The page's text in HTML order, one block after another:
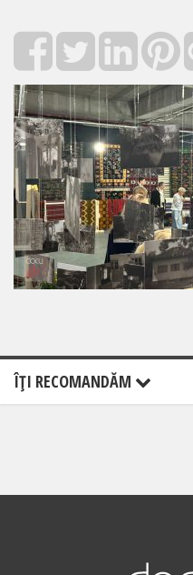
ÎŢI RECOMANDĂM